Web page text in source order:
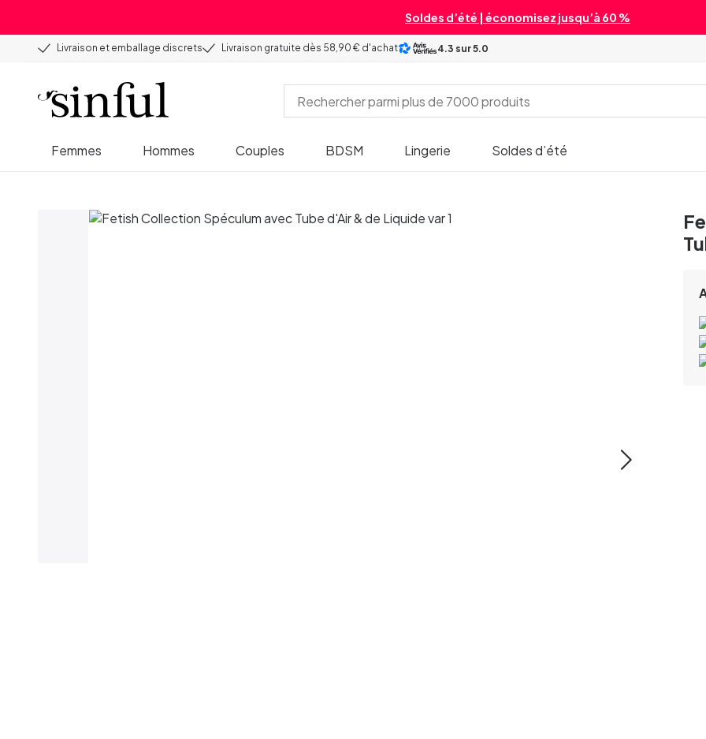
Soldes d’été | économisez jusqu’à 60 %
Livraison et emballage discrets Livraison gratuite dès 58,90 € d'achat 4.3 sur 5.0
Femmes Hommes Couples BDSM Lingerie Soldes d’été